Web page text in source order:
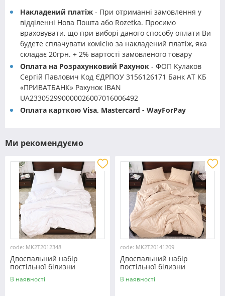
Накладений платіж - При отриманні замовлення у
відділенні Нова Пошта або Rozetka. Просимо
враховувати, що при виборі даного способу оплати Ви
будете сплачувати комісію за накладений платіж, яка
складає 20грн. + 2% вартості замовленого товару
Оплата на Розрахунковий Рахунок - ФОП Кулаков
Сергій Павлович Код ЄДРПОУ 3156126171 Банк АТ КБ
«ПРИВАТБАНК» Рахунок IBAN
UA233052990000026007016006492
Оплата карткою Visa, Mastercard - WayForPay
Ми рекомендуємо
code: MK2T2012348
Двоспальний набір
постільної білизни
180*220 із мікрофібри
№2012348 Черешенка™
В наявності
code: MK2T20141209
Двоспальний набір
постільної білизни
180*220 із мікрофібри
№20141209 Черешенка™
В наявності